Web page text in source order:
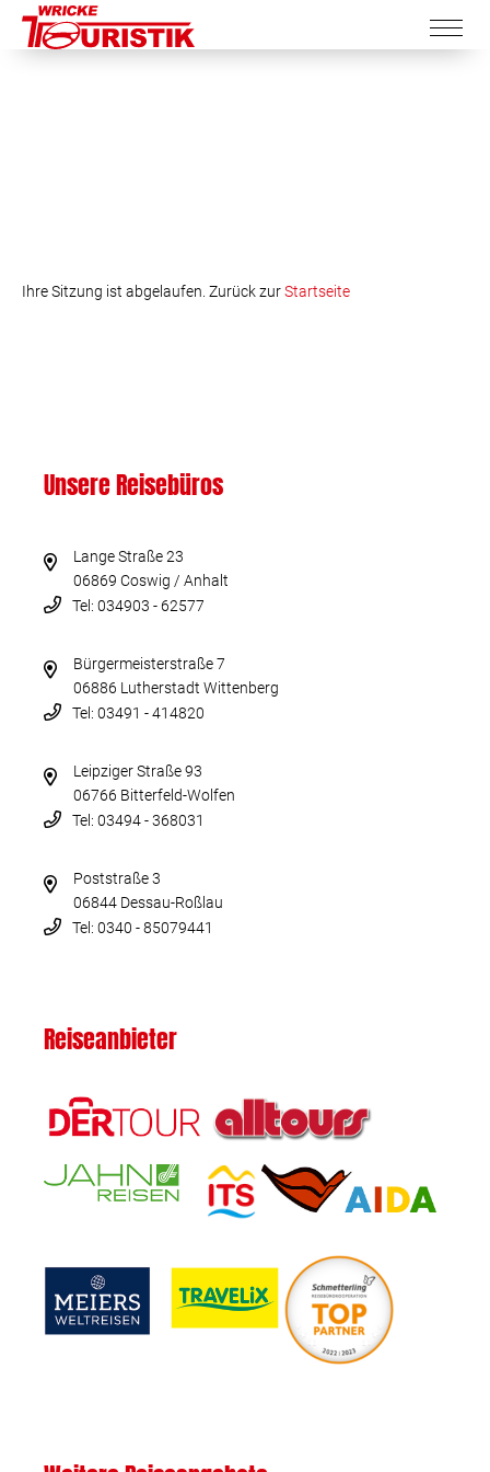
Ihre Sitzung ist abgelaufen. Zurück zurStartseite
Unsere Reisebüros
Lange Straße 23
06869 Coswig / Anhalt
Tel: 034903 - 62577
Bürgermeisterstraße 7
06886 Lutherstadt Wittenberg
Tel: 03491 - 414820
Leipziger Straße 93
06766 Bitterfeld-Wolfen
Tel: 03494 - 368031
Poststraße 3
06844 Dessau-Roßlau
Tel: 0340 - 85079441
Reiseanbieter